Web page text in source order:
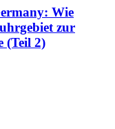
Wie
zur
(Teil 2)